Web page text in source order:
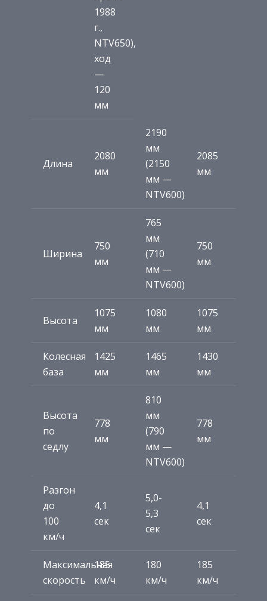
1988
г.,
NTV650),
ход
—
120
мм
Длина
2080
мм
2190
мм
(2150
мм —
NTV600)
2085
мм
Ширина
750
мм
765
мм
(710
мм —
NTV600)
750
мм
Высота
1075
мм
1080
мм
1075
мм
Колесная
база
1425
мм
1465
мм
1430
мм
Высота
по
седлу
778
мм
810
мм
(790
мм —
NTV600)
778
мм
Разгон
до
100
км/ч
4,1
сек
5,0-
5,3
сек
4,1
сек
Максимальная
скорость
185
км/ч
180
км/ч
185
км/ч